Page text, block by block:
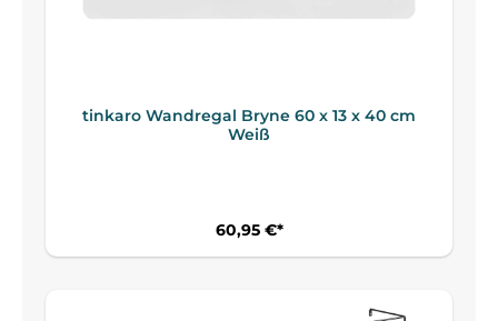
tinkaro Wandregal Bryne 60 x 13 x 40 cm
Weiß
60,95 €*